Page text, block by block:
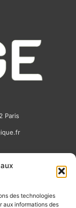
des technologies
aux informations des
Paris
o